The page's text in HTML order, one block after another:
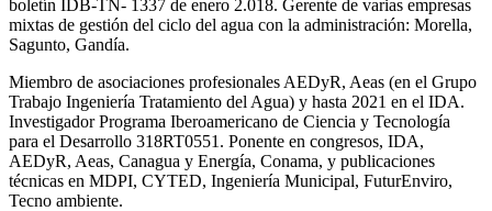
boletín IDB-TN- 1337 de enero 2.018. Gerente de varias empresas
mixtas de gestión del ciclo del agua con la administración: Morella,
Sagunto, Gandía.
Miembro de asociaciones profesionales AEDyR, Aeas (en el Grupo
Trabajo Ingeniería Tratamiento del Agua) y hasta 2021 en el IDA.
Investigador Programa Iberoamericano de Ciencia y Tecnología
para el Desarrollo 318RT0551. Ponente en congresos, IDA,
AEDyR, Aeas, Canagua y Energía, Conama, y publicaciones
técnicas en MDPI, CYTED, Ingeniería Municipal, FuturEnviro,
Tecno ambiente.